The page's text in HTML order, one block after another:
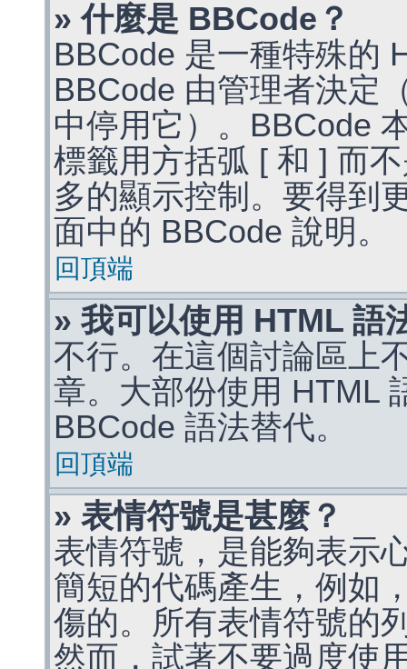
» 什麼是 BBCode？
BBCode 是一種特殊的
BBCode 由管理者決定
中停用它）。BBCode
標籤用方括弧 [ 和 ] 而
多的顯示控制。要得到
面中的 BBCode 說明。
回頂端
» 我可以使用 HTML 語
不行。在這個討論區上
章。大部份使用 HTML
BBCode 語法替代。
回頂端
» 表情符號是甚麼？
表情符號，是能夠表示
簡短的代碼產生，例如
傷的。所有表情符號的
然而，試著不要過度使